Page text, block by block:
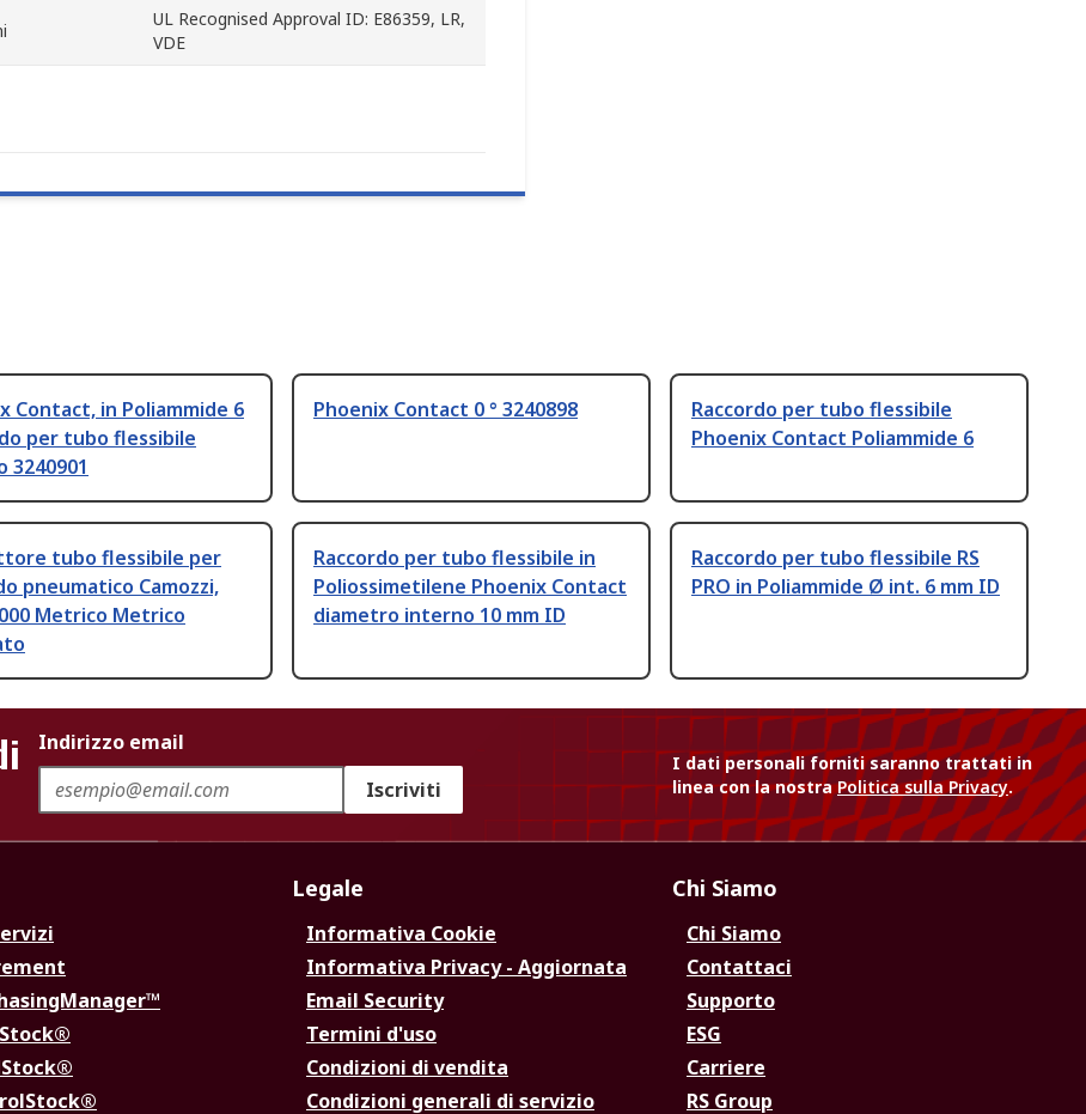
UL Recognised Approval ID: E86359, LR,
VDE
Contact, in Poliammide 6
per tubo flessibile
3240901
Phoenix Contact 0 ° 3240898
Raccordo per tubo flessibile
Phoenix Contact Poliammide 6
tubo flessibile per
pneumatico Camozzi,
Metrico Metrico
Raccordo per tubo flessibile in
Poliossimetilene Phoenix Contact
diametro interno 10 mm ID
Raccordo per tubo flessibile RS
PRO in Poliammide Ø int. 6 mm ID
Indirizzo email
Iscriviti
I dati personali forniti saranno trattati in
linea con la nostraPolitica sulla Privacy.
Legale
Informativa Cookie
Informativa Privacy - Aggiornata
Email Security
Termini d'uso
Condizioni di vendita
Condizioni generali di servizio
Chi Siamo
Chi Siamo
Contattaci
Supporto
ESG
Carriere
RS Group